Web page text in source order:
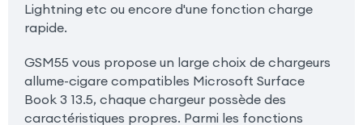
Lightning etc ou encore d'une fonction charge
rapide.
GSM55 vous propose un large choix de chargeurs
allume-cigare compatibles Microsoft Surface
Book 3 13.5, chaque chargeur possède des
caractéristiques propres. Parmi les fonctions